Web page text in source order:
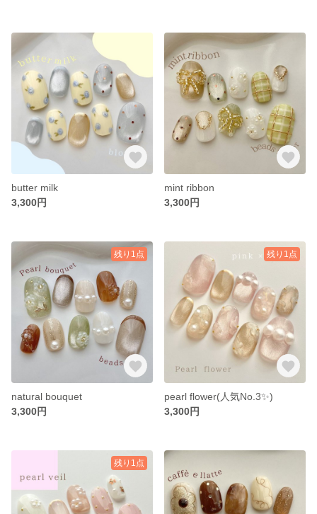
butter milk
3,300円
mint ribbon
3,300円
残り1点
natural bouquet
3,300円
残り1点
pearl flower(人気No.3✨)
3,300円
残り1点